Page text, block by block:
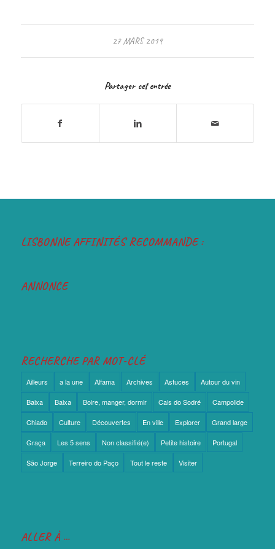
27 MARS 2019
Partager cet entrée
LISBONNE AFFINITÉS RECOMMANDE :
ANNONCE
RECHERCHE PAR MOT-CLÉ
Ailleurs a la une Alfama Archives Astuces Autour du vin
Baixa Baixa Boire, manger, dormir Cais do Sodré Campolide
Chiado Culture Découvertes En ville Explorer Grand large
Graça Les 5 sens Non classifié(e) Petite histoire Portugal
São Jorge Terreiro do Paço Tout le reste Visiter
ALLER À …